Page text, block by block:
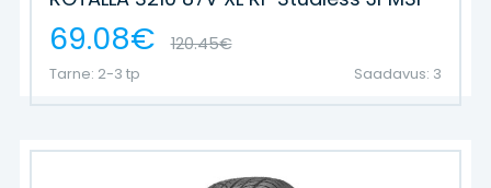
69.08€ 120.45€
Tarne: 2-3 tp Saadavus: 3